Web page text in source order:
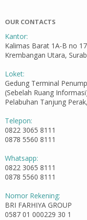
OUR CONTACTS
Kantor:
Kalimas Barat 1A-B no 17
Krembangan Utara,
Loket:
Gedung Terminal
(Sebelah Ruang
Pelabuhan Tanjung
Telepon:
0822 3065 8111
0878 5560 8111
Whatsapp:
0822 3065 8111
0878 5560 8111
Nomor Rekening:
BRI FARHIYA GROUP
0587 01 000229 30 1